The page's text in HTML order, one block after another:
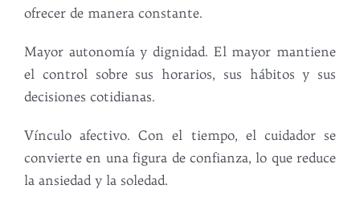
ofrecer de manera constante.
Mayor autonomía y dignidad. El mayor mantiene
el control sobre sus horarios, sus hábitos y sus
decisiones cotidianas.
Vínculo afectivo. Con el tiempo, el cuidador se
convierte en una figura de confianza, lo que reduce
la ansiedad y la soledad.